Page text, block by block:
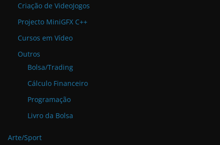
Criação de VideoJogos
Projecto MiniGFX C++
Cursos em Vídeo
Outros
Bolsa/Trading
Cálculo Financeiro
Programação
Livro da Bolsa
Arte/Sport